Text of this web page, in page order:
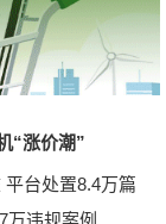
“涨价潮”
台处置8.4万篇
万违规案例